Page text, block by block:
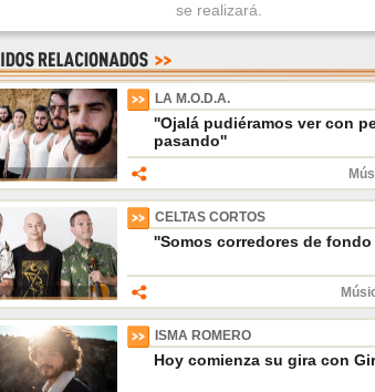
se realizará.
LA M.O.D.A.
''Ojalá pudiéramos ver con
pasando''
CELTAS CORTOS
''Somos corredores de
ISMA ROMERO
Hoy comienza su gira con